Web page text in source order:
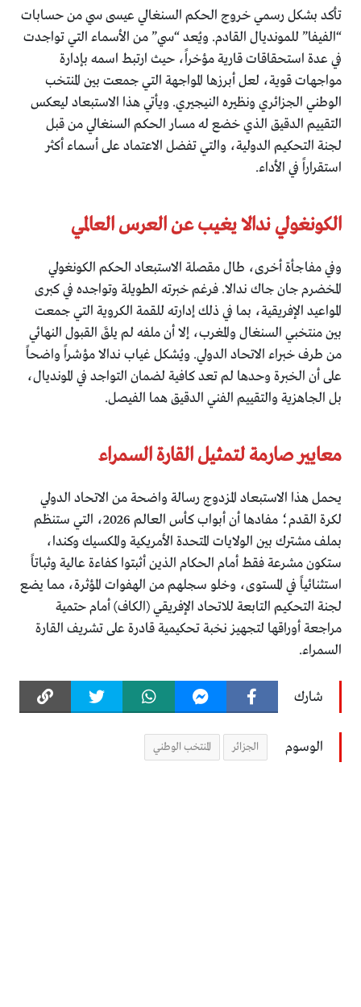
تأكد بشكل رسمي خروج الحكم السنغالي عيسى سي من حسابات
“الفيفا” للمونديال القادم. ويُعد “سي” من الأسماء التي تواجدت
في عدة استحقاقات قارية مؤخراً، حيث ارتبط اسمه بإدارة
مواجهات قوية، لعل أبرزها المواجهة التي جمعت بين المنتخب
الوطني الجزائري ونظيره النيجيري. ويأتي هذا الاستبعاد ليعكس
التقييم الدقيق الذي خضع له مسار الحكم السنغالي من قبل
لجنة التحكيم الدولية، والتي تفضل الاعتماد على أسماء أكثر
استقراراً في الأداء.
الكونغولي ندالا يغيب عن العرس العالمي
وفي مفاجأة أخرى، طال مقصلة الاستبعاد الحكم الكونغولي
المخضرم جان جاك ندالا. فرغم خبرته الطويلة وتواجده في كبرى
المواعيد الإفريقية، بما في ذلك إدارته للقمة الكروية التي جمعت
بين منتخبي السنغال والمغرب، إلا أن ملفه لم يلقَ القبول النهائي
من طرف خبراء الاتحاد الدولي. ويُشكل غياب ندالا مؤشراً واضحاً
على أن الخبرة وحدها لم تعد كافية لضمان التواجد في المونديال،
بل الجاهزية والتقييم الفني الدقيق هما الفيصل.
معايير صارمة لتمثيل القارة السمراء
يحمل هذا الاستبعاد المزدوج رسالة واضحة من الاتحاد الدولي
لكرة القدم؛ مفادها أن أبواب كأس العالم 2026، التي ستنظم
بملف مشترك بين الولايات المتحدة الأمريكية والمكسيك وكندا،
ستكون مشرعة فقط أمام الحكام الذين أثبتوا كفاءة عالية وثباتاً
استثنائياً في المستوى، وخلو سجلهم من الهفوات المؤثرة، مما يضع
لجنة التحكيم التابعة للاتحاد الإفريقي (الكاف) أمام حتمية
مراجعة أوراقها لتجهيز نخبة تحكيمية قادرة على تشريف القارة
السمراء.
شارك
الوسوم الجزائر المنتخب الوطني